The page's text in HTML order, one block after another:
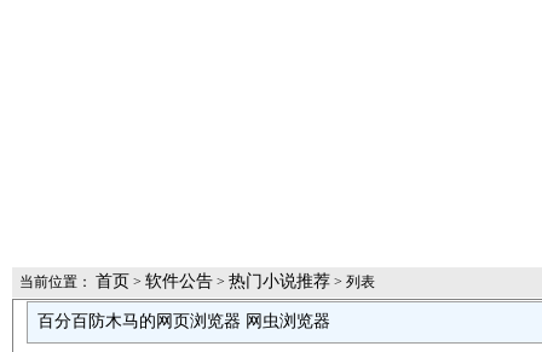
当前位置： 首页 > 软件公告 > 热门小说推荐 > 列表
百分百防木马的网页浏览器 网虫浏览器